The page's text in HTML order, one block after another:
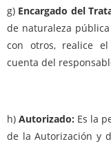
g) Encargado del
de naturaleza
con otros, realice
cuenta del
h) Autorizado: Es la
de la Autorización y